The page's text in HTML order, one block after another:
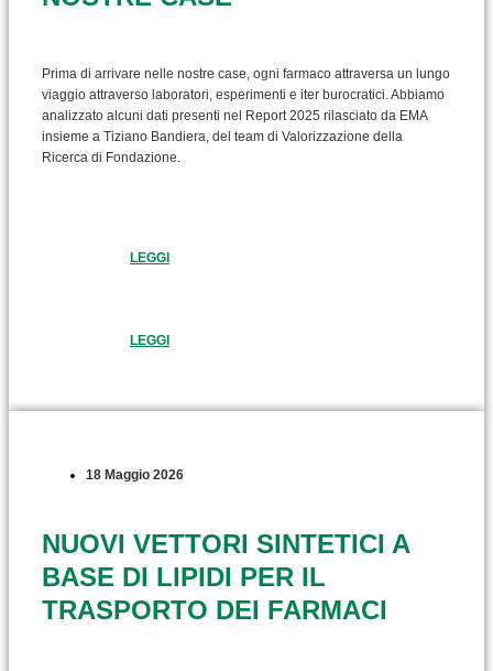
Prima di arrivare nelle nostre case, ogni farmaco attraversa un lungo
viaggio attraverso laboratori, esperimenti e iter burocratici. Abbiamo
analizzato alcuni dati presenti nel Report 2025 rilasciato da EMA
insieme a Tiziano Bandiera, del team di Valorizzazione della
Ricerca di Fondazione.
LEGGI
LEGGI
18 Maggio 2026
NUOVI VETTORI SINTETICI A
BASE DI LIPIDI PER IL
TRASPORTO DEI FARMACI